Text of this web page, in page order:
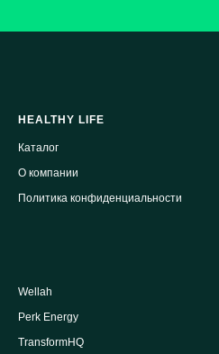
HEALTHY LIFE
Каталог
О компании
Политика конфиденциальности
Wellah
Perk Energy
TransformHQ